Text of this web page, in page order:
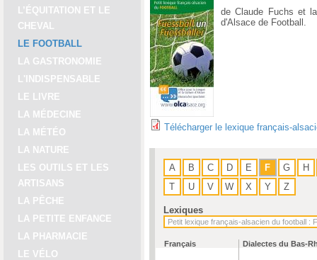
L’ÉQUITATION ET LE
CHEVAL
LE FOOTBALL
LA GASTRONOMIE
L'INDISPENSABLE
LE LIVRE
LA MÉDECINE
LA MÉTÉO
LA NATURE
LES OUTILS ET LES
ARTISANS
LA PÊCHE
LA PETITE ENFANCE
LA PHARMACIE
LE VÉLO
de Claude Fuchs et
d'Alsace de Football.
Télécharger le lexique français-
A B C D E F G
H
T
U V W X Y Z
Lexiques
Français Dialectes du Bas-